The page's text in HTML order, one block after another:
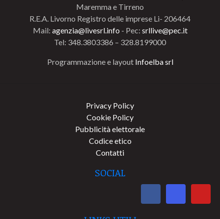
Maremma e Tirreno
R.E.A. Livorno Registro delle imprese Li- 206464
Mail: agenzia@livesrl.info - Pec: srllive@pec.it
Tel: 348.3803386 – 328.8199000
Programmazione e layout Infoelba srl
Privacy Policy
Cookie Policy
Pubblicità elettorale
Codice etico
Contatti
SOCIAL